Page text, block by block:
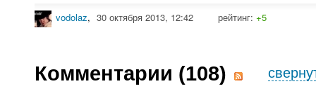
vodolaz, 30 октября 2013, 12:42 рейтинг: +5
Комментарии (108)